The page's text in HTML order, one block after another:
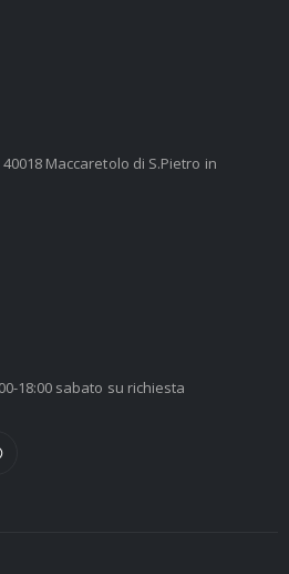
Maccaretolo di S.Pietro in
18:00 sabato su richiesta